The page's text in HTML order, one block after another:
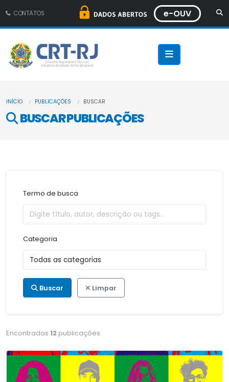
CONTATOS e-OUV
INÍCIO PUBLICAÇÕES BUSCAR
BUSCAR PUBLICAÇÕES
Termo de busca
Categoria
Buscar Limpar
Encontradas 12 publicações